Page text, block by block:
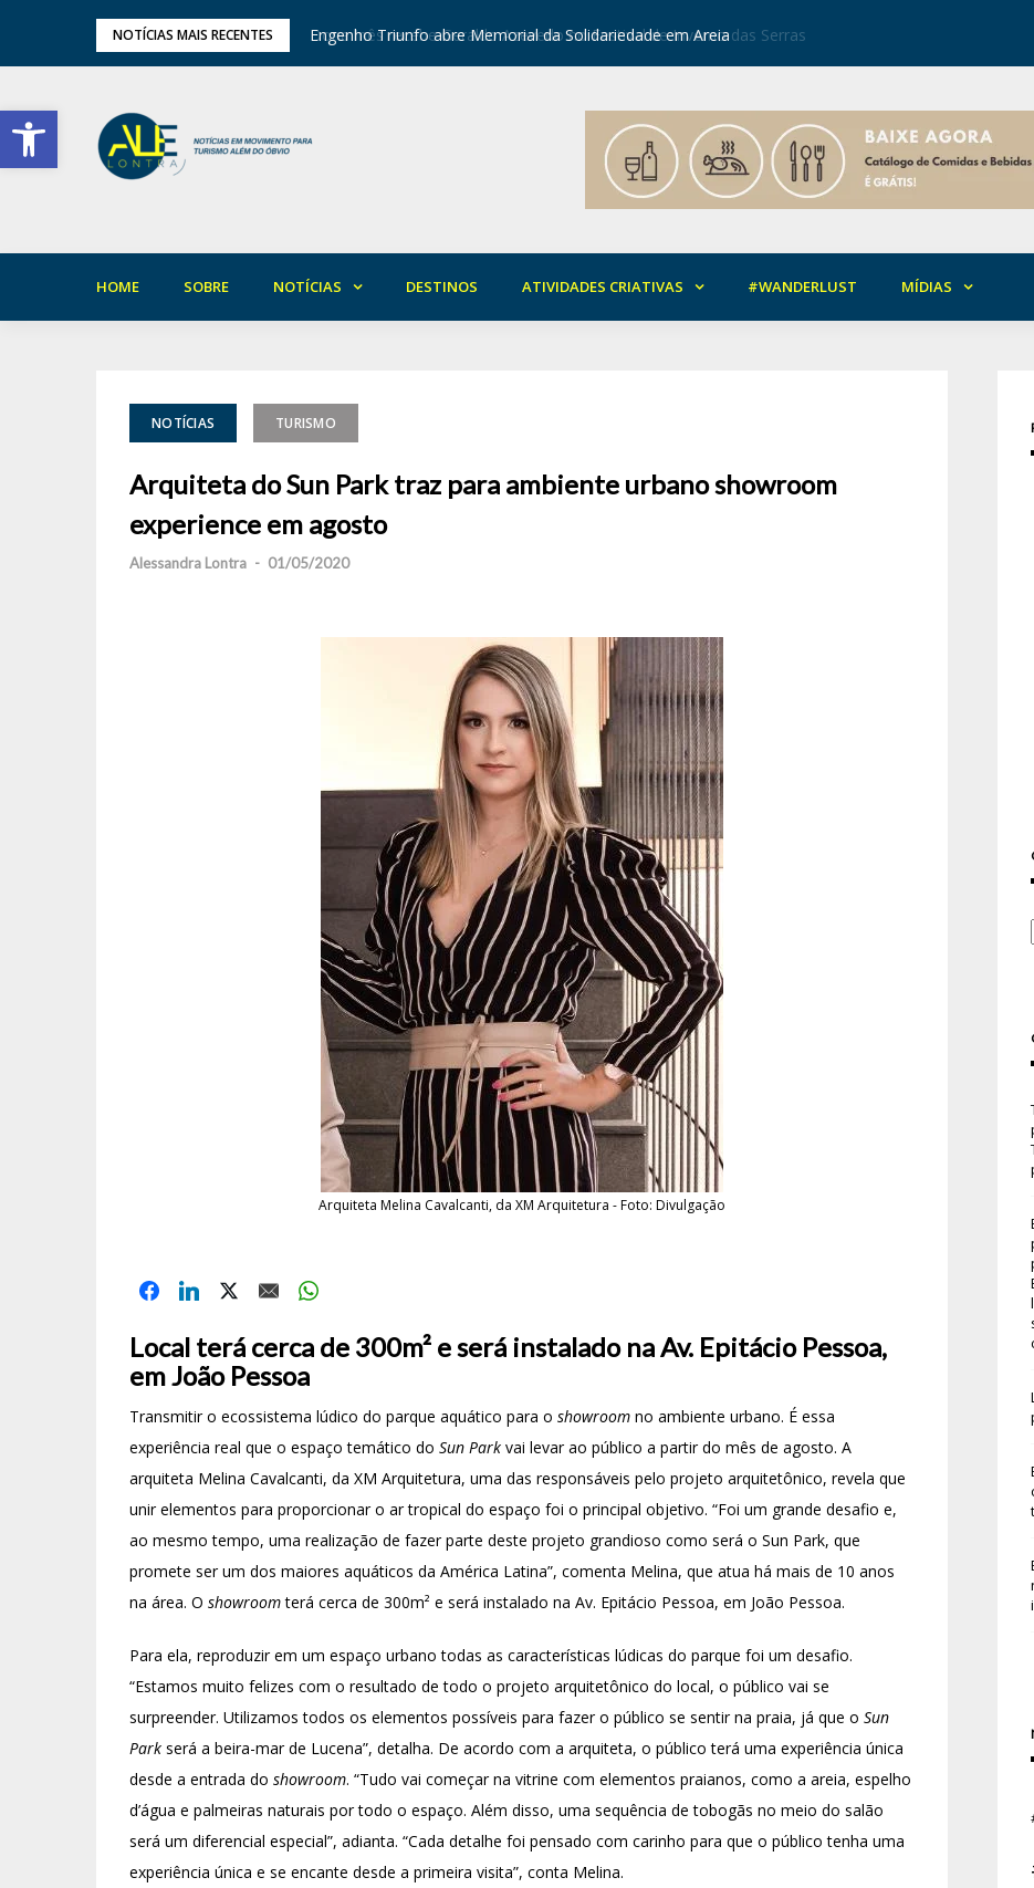
Barra de Ferramentas Aberta
NOTÍCIAS MAIS RECENTES
de Inverno das Serras Engenho Triunfo abre Memorial da Solidariedade em Areia Mirian Rocha
HOME SOBRE NOTÍCIAS DESTINOS ATIVIDADES CRIATIVAS #WANDERLUST MÍDIAS
NOTÍCIAS TURISMO
Arquiteta do Sun Park traz para ambiente urbano showroom
experience em agosto
Alessandra Lontra - 01/05/2020
Arquiteta Melina Cavalcanti, da XM Arquitetura - Foto: Divulgação
Local terá cerca de 300m² e será instalado na Av. Epitácio Pessoa,
em João Pessoa
Transmitir o ecossistema lúdico do parque aquático para o showroom no ambiente urbano. É essa
experiência real que o espaço temático do Sun Park vai levar ao público a partir do mês de agosto. A
arquiteta Melina Cavalcanti, da XM Arquitetura, uma das responsáveis pelo projeto arquitetônico, revela que
unir elementos para proporcionar o ar tropical do espaço foi o principal objetivo. “Foi um grande desafio e,
ao mesmo tempo, uma realização de fazer parte deste projeto grandioso como será o Sun Park, que
promete ser um dos maiores aquáticos da América Latina”, comenta Melina, que atua há mais de 10 anos
na área. O showroomterá cerca de 300m² e será instalado na Av. Epitácio Pessoa, em João Pessoa.
Para ela, reproduzir em um espaço urbano todas as características lúdicas do parque foi um desafio.
“Estamos muito felizes com o resultado de todo o projeto arquitetônico do local, o público vai se
surpreender. Utilizamos todos os elementos possíveis para fazer o público se sentir na praia, já que o Sun
Park será a beira-mar de Lucena”, detalha. De acordo com a arquiteta, o público terá uma experiência única
desde a entrada do showroom. “Tudo vai começar na vitrine com elementos praianos, como a areia, espelho
d’água e palmeiras naturais por todo o espaço. Além disso, uma sequência de tobogãs no meio do salão
será um diferencial especial”, adianta. “Cada detalhe foi pensado com carinho para que o público tenha uma
experiência única e se encante desde a primeira visita”, conta Melina.